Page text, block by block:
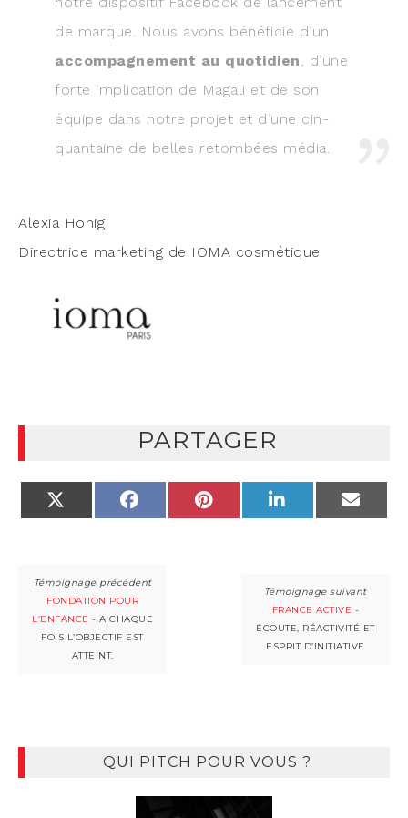
de marque. Nous avons béné­fi­cié d’un
accom­pa­gne­ment au quo­ti­dien, d’une
forte impli­ca­tion de Maga­li et de son
équipe dans notre pro­jet et d’une cin­
quan­taine de belles retom­bées média.
Alexia Honig
Direc­trice mar­ke­ting de IOMA cosmétique
PARTAGER
(TWITTER)
FACEBOOK PINTEREST LINKEDIN
FONDATION POUR
L’ENFANCE - A CHAQUE
FOIS L’OBJECTIF EST
ATTEINT.
FRANCE ACTIVE -
ÉCOUTE, RÉACTIVITÉ ET
ESPRIT D’INITIATIVE
QUI PITCH POUR VOUS ?